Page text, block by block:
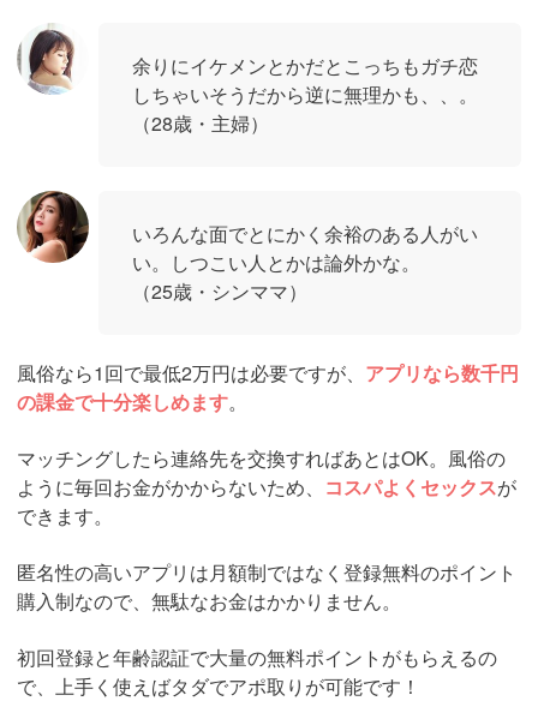
余りにイケメンとかだとこっちもガチ恋
しちゃいそうだから逆に無理かも、、。
（28歳・主婦）
いろんな面でとにかく余裕のある人がい
い。しつこい人とかは論外かな。
（25歳・シンママ）
風俗なら1回で最低2万円は必要ですが、 アプリなら数千円
の課金で十分楽しめます。
マッチングしたら連絡先を交換すればあとはOK。風俗の
ように毎回お金がかからないため、 コスパよくセックスが
できます。
匿名性の高いアプリは月額制ではなく登録無料のポイント
購入制なので、無駄なお金はかかりません。
初回登録と年齢認証で大量の無料ポイントがもらえるの
で、上手く使えばタダでアポ取りが可能です！